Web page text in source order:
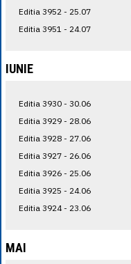
Editia 3952 - 25.07
Editia 3951 - 24.07
IUNIE
Editia 3930 - 30.06
Editia 3929 - 28.06
Editia 3928 - 27.06
Editia 3927 - 26.06
Editia 3926 - 25.06
Editia 3925 - 24.06
Editia 3924 - 23.06
MAI